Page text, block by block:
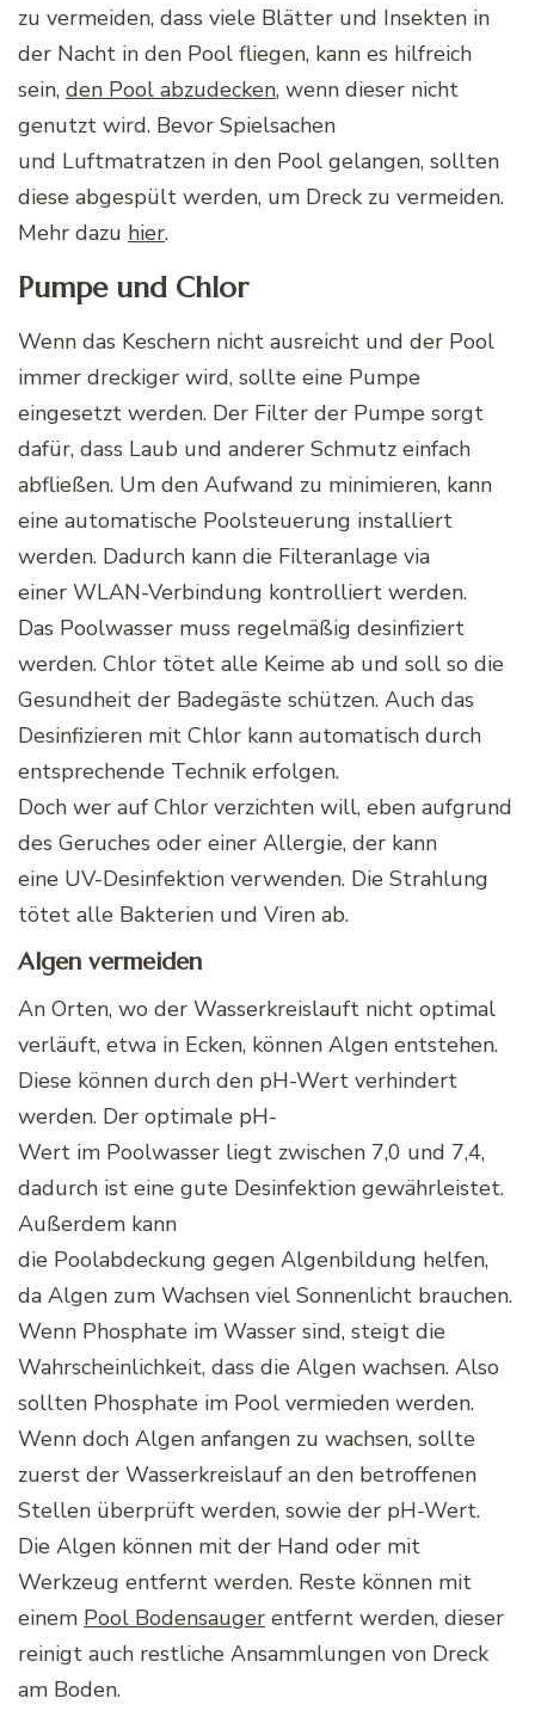
zu vermeiden, dass viele Blätter und Insekten in
der Nacht in den Pool fliegen, kann es hilfreich
sein, den Pool abzudecken, wenn dieser nicht
genutzt wird. Bevor Spielsachen
und Luftmatratzen in den Pool gelangen, sollten
diese abgespült werden, um Dreck zu vermeiden.
Mehr dazu hier.
Pumpe und Chlor
Wenn das Keschern nicht ausreicht und der Pool
immer dreckiger wird, sollte eine Pumpe
eingesetzt werden. Der Filter der Pumpe sorgt
dafür, dass Laub und anderer Schmutz einfach
abfließen. Um den Aufwand zu minimieren, kann
eine automatische Poolsteuerung installiert
werden. Dadurch kann die Filteranlage via
einer WLAN-Verbindung kontrolliert werden.
Das Poolwasser muss regelmäßig desinfiziert
werden. Chlor tötet alle Keime ab und soll so die
Gesundheit der Badegäste schützen. Auch das
Desinfizieren mit Chlor kann automatisch durch
entsprechende Technik erfolgen.
Doch wer auf Chlor verzichten will, eben aufgrund
des Geruches oder einer Allergie, der kann
eine UV-Desinfektion verwenden. Die Strahlung
tötet alle Bakterien und Viren ab.
Algen vermeiden
An Orten, wo der Wasserkreislauft nicht optimal
verläuft, etwa in Ecken, können Algen entstehen.
Diese können durch den pH-Wert verhindert
werden. Der optimale pH-
Wert im Poolwasser liegt zwischen 7,0 und 7,4,
dadurch ist eine gute Desinfektion gewährleistet.
Außerdem kann
die Poolabdeckung gegen Algenbildung helfen,
da Algen zum Wachsen viel Sonnenlicht brauchen.
Wenn Phosphate im Wasser sind, steigt die
Wahrscheinlichkeit, dass die Algen wachsen. Also
sollten Phosphate im Pool vermieden werden.
Wenn doch Algen anfangen zu wachsen, sollte
zuerst der Wasserkreislauf an den betroffenen
Stellen überprüft werden, sowie der pH-Wert.
Die Algen können mit der Hand oder mit
Werkzeug entfernt werden. Reste können mit
einem Pool Bodensauger entfernt werden, dieser
reinigt auch restliche Ansammlungen von Dreck
am Boden.